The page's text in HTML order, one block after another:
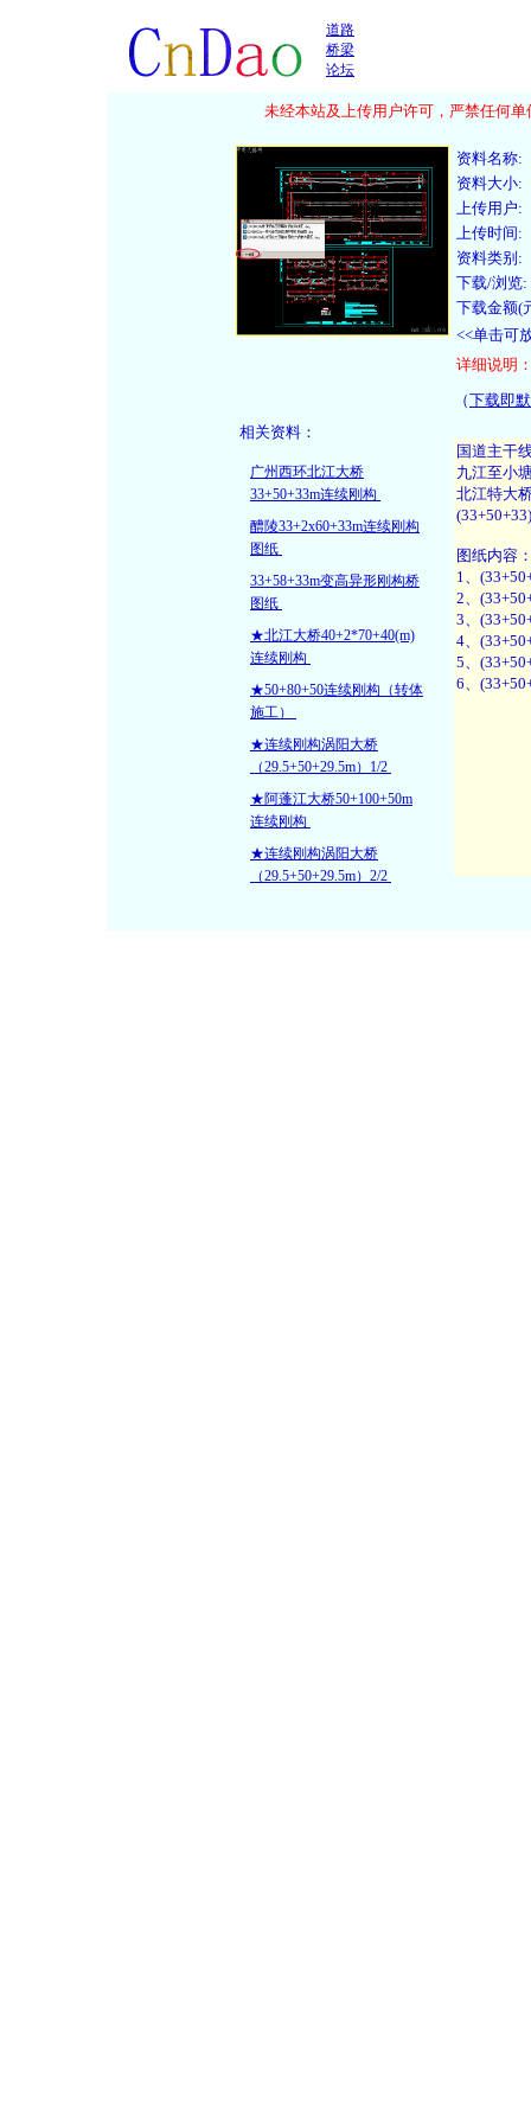
道路
桥梁
论坛
未经本站及上传用户许可，严禁任何单
资料名称:
资料大小:
上传用户:
上传时间:
资料类别:
下载/浏览:
下载金额(
<<单击可
详细说明
（下载即
相关资料：
广州西环北江大桥
33+50+33m连续刚构
醴陵33+2x60+33m连续刚构
图纸
33+58+33m变高异形刚构桥
图纸
★北江大桥40+2*70+40(m)
连续刚构
★50+80+50连续刚构（转体
施工）
★连续刚构涡阳大桥
（29.5+50+29.5m）1/2
★阿蓬江大桥50+100+50m
连续刚构
★连续刚构涡阳大桥
（29.5+50+29.5m）2/2